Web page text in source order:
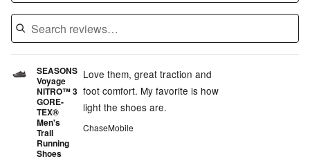
SEASONS
Voyage
NITRO™ 3
GORE-
TEX®
Men's
Trail
Running
Shoes
Love them, great traction and
foot comfort. My favorite is how
light the shoes are.
ChaseMobile